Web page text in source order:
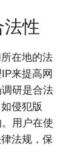
性
在地的法
来提高网
研是合法
侵犯版
用户在使
法规，保